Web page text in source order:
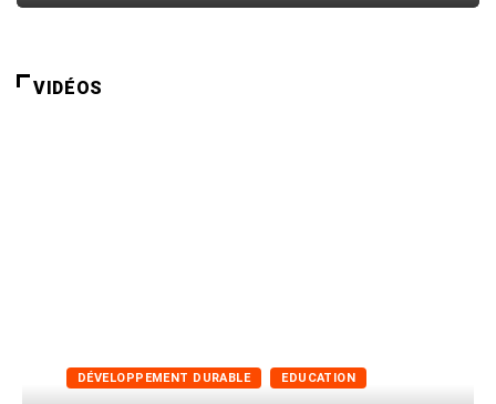
VIDÉOS
DÉVELOPPEMENT DURABLE EDUCATION